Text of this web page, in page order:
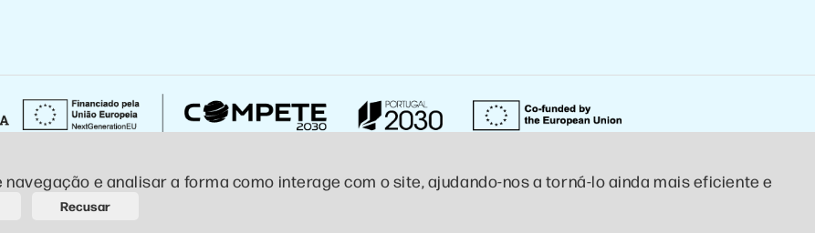
e analisar a forma como interage com o site, ajudando-nos a torná-lo ainda mais eficiente e